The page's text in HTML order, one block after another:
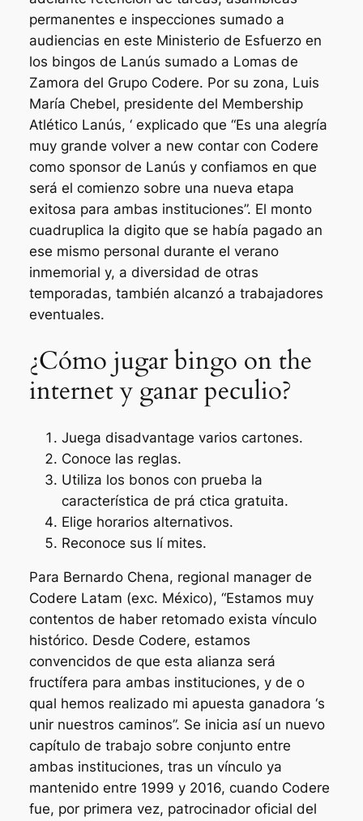
permanentes e inspecciones sumado a
audiencias en este Ministerio de Esfuerzo en
los bingos de Lanús sumado a Lomas de
Zamora del Grupo Codere. Por su zona, Luis
María Chebel, presidente del Membership
Atlético Lanús, ‘ explicado que “Es una alegría
muy grande volver a new contar con Codere
como sponsor de Lanús y confiamos en que
será el comienzo sobre una nueva etapa
exitosa para ambas instituciones”. El monto
cuadruplica la digito que se había pagado an
ese mismo personal durante el verano
inmemorial y, a diversidad de otras
temporadas, también alcanzó a trabajadores
eventuales.
¿Cómo jugar bingo on the
internet y ganar peculio?
Juega disadvantage varios cartones.
Conoce las reglas.
Utiliza los bonos con prueba la
característica de prá ctica gratuita.
Elige horarios alternativos.
Reconoce sus lí mites.
Para Bernardo Chena, regional manager de
Codere Latam (exc. México), “Estamos muy
contentos de haber retomado exista vínculo
histórico. Desde Codere, estamos
convencidos de que esta alianza será
fructífera para ambas instituciones, y de o
qual hemos realizado mi apuesta ganadora ‘s
unir nuestros caminos”. Se inicia así un nuevo
capítulo de trabajo sobre conjunto entre
ambas instituciones, tras un vínculo ya
mantenido entre 1999 y 2016, cuando Codere
fue, por primera vez, patrocinador oficial del